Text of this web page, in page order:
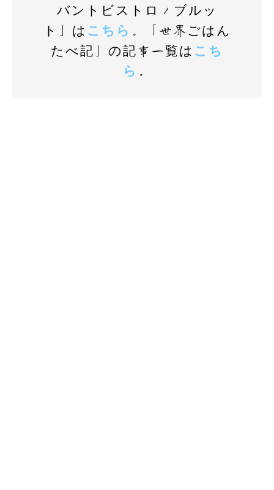
バントビストロ／ブルッ
ト」は こちら 。「世界ごはん
たべ記」の記事一覧は こち
ら 。